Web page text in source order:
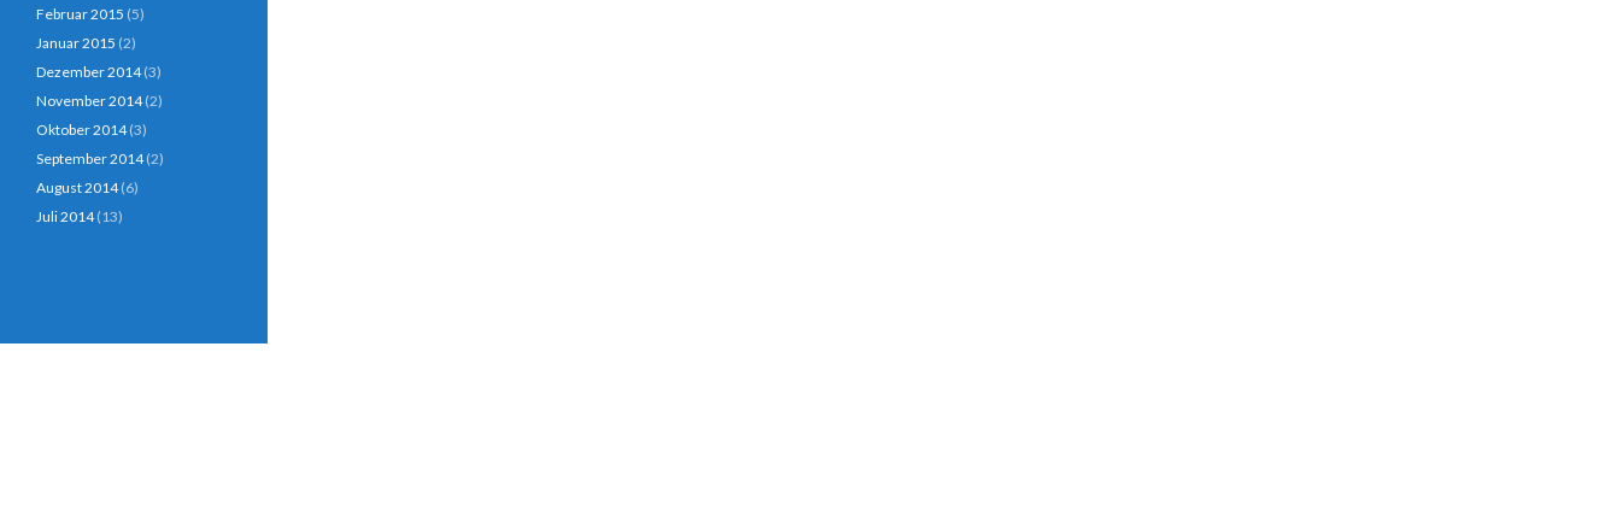
Februar 2015 (5)
Januar 2015 (2)
Dezember 2014(3)
November 2014(2)
Oktober 2014(3)
September 2014(2)
August 2014(6)
Juli 2014(13)